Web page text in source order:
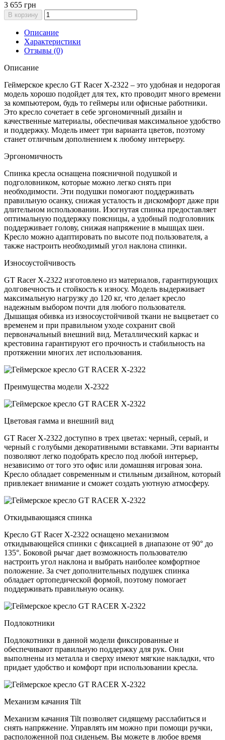
3 655 грн
В корзину
Описание
Характеристики
Отзывы (0)
Описание
Геймерское кресло GT Racer X-2322 – это удобная и недорогая
модель хорошо подойдет для тех, кто проводит много времени
за компьютером, будь то геймеры или офисные работники.
Это кресло сочетает в себе эргономичный дизайн и
качественные материалы, обеспечивая максимальное удобство
и поддержку. Модель имеет три варианта цветов, поэтому
станет отличным дополнением к любому интерьеру.
Эргономичность
Спинка кресла оснащена поясничной подушкой и
подголовником, которые можно легко снять при
необходимости. Эти подушки помогают поддерживать
правильную осанку, снижая усталость и дискомфорт даже при
длительном использовании. Изогнутая спинка предоставляет
оптимальную поддержку поясницы, а удобный подголовник
поддерживает голову, снижая напряжение в мышцах шеи.
Кресло можно адаптировать по высоте под пользователя, а
также настроить необходимый угол наклона спинки.
Износоустойчивость
GT Racer X-2322 изготовлено из материалов, гарантирующих
долговечность и стойкость к износу. Модель выдерживает
максимальную нагрузку до 120 кг, что делает кресло
надежным выбором почти для любого пользователя.
Дышащая обивка из износоустойчивой ткани не выцветает со
временем и при правильном уходе сохранит свой
первоначальный внешний вид. Металлический каркас и
крестовина гарантируют его прочность и стабильность на
протяжении многих лет использования.
Преимущества модели X-2322
Цветовая гамма и внешний вид
GT Racer X-2322 доступно в трех цветах: черный, серый, и
черный с голубыми декоративными вставками. Эти варианты
позволяют легко подобрать кресло под любой интерьер,
независимо от того это офис или домашняя игровая зона.
Кресло обладает современным и стильным дизайном, который
привлекает внимание и сможет создать уютную атмосферу.
Откидывающаяся спинка
Кресло GT Racer X-2322 оснащено механизмом
откидывающейся спинки с фиксацией в диапазоне от 90° до
135°. Боковой рычаг дает возможность пользователю
настроить угол наклона и выбрать наиболее комфортное
положение. За счет дополнительных подушек спинка
обладает ортопедической формой, поэтому помогает
поддерживать правильную осанку.
Подлокотники
Подлокотники в данной модели фиксированные и
обеспечивают правильную поддержку для рук. Они
выполнены из металла и сверху имеют мягкие накладки, что
придает удобство и комфорт при использовании кресла.
Механизм качания Tilt
Механизм качания Tilt позволяет сидящему расслабиться и
снять напряжение. Управлять им можно при помощи ручки,
расположенной под сиденьем. Вы можете в любое время